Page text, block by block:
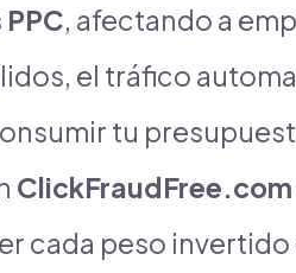
, afectando a
el tráfico
tu
ClickFraudFree.com
cada peso